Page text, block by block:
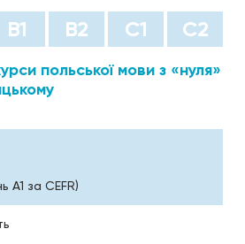
B1 B2 С1 С2
польської мови з «нуля»
A1 за CEFR)